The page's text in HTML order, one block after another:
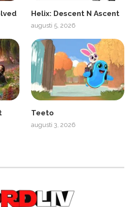
Helix: Descent N Ascent
augusti 5, 2026
Teeto
augusti 3, 2026